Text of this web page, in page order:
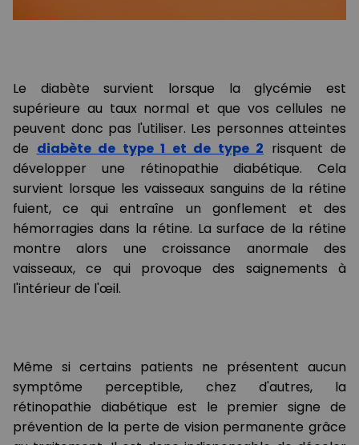
Le diabète survient lorsque la glycémie est
supérieure au taux normal et que vos cellules ne
peuvent donc pas l'utiliser. Les personnes atteintes
de diabète de type 1 et de type 2 risquent de
développer une rétinopathie diabétique. Cela
survient lorsque les vaisseaux sanguins de la rétine
fuient, ce qui entraîne un gonflement et des
hémorragies dans la rétine. La surface de la rétine
montre alors une croissance anormale des
vaisseaux, ce qui provoque des saignements à
l'intérieur de l'œil.
Même si certains patients ne présentent aucun
symptôme perceptible, chez d'autres, la
rétinopathie diabétique est le premier signe de
prévention de la perte de vision permanente grâce